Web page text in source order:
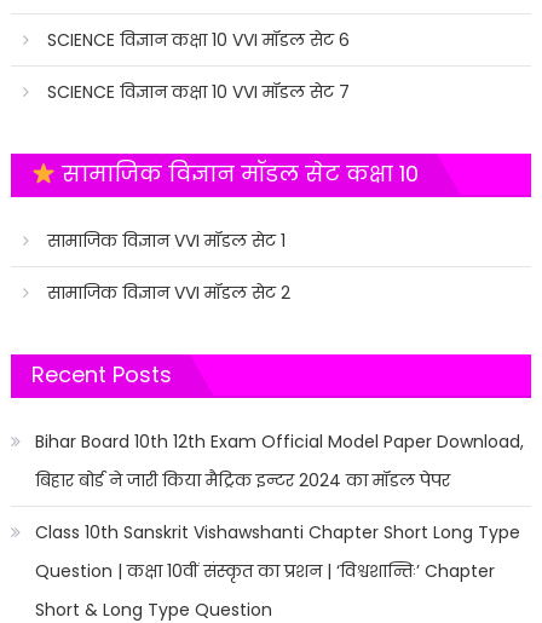
SCIENCE विज्ञान कक्षा 10 VVI मॉडल सेट 6
SCIENCE विज्ञान कक्षा 10 VVI मॉडल सेट 7
सामाजिक विज्ञान मॉडल सेट कक्षा 10
सामाजिक विज्ञान VVI मॉडल सेट 1
सामाजिक विज्ञान VVI मॉडल सेट 2
Recent Posts
Bihar Board 10th 12th Exam Official Model Paper Download,
बिहार बोर्ड ने जारी किया मैट्रिक इन्टर 2024 का मॉडल पेपर
Class 10th Sanskrit Vishawshanti Chapter Short Long Type
Question | कक्षा 10वीं संस्कृत का प्रशन | ‘विश्वशान्तिः’ Chapter
Short & Long Type Question